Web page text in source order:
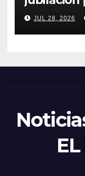
sector
JUL 28, 2026